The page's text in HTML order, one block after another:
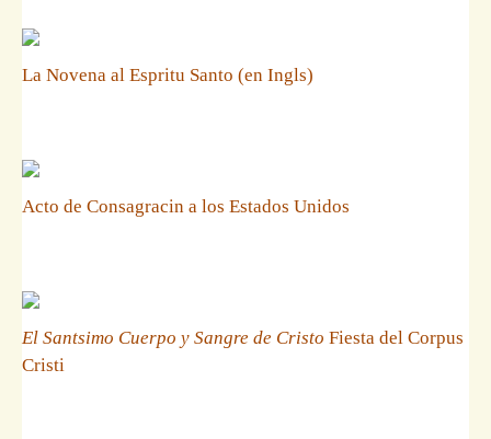
La Novena al Espritu Santo (en Ingls)
Acto de Consagracin a los Estados Unidos
El Santsimo Cuerpo y Sangre de Cristo Fiesta del Corpus
Cristi